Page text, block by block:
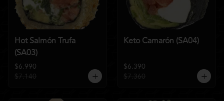
Hot Salmón Trufa
(SA03)
$6.990
$7.140
Keto Camarón (SA04)
$6.390
$7.360